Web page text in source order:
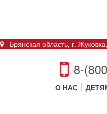
Брянская область, г. Жуковка,
8-
О НАС